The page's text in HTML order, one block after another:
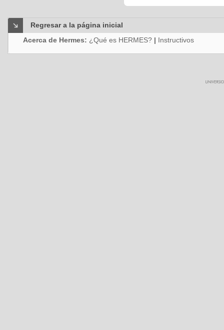
Regresar a la página inicial
Acerca de Hermes: ¿Qué es HERMES? | Instructivos